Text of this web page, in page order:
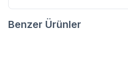
Benzer Ürünler